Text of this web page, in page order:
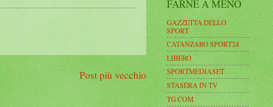
Post più vecchio
FARNE A MENO
GAZZETTA DELLO
SPORT
CATANZARO SPORT24
LIBERO
SPORTMEDIASET
STASERA IN TV
TG COM